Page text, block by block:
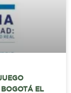
BOGOTÁ EL